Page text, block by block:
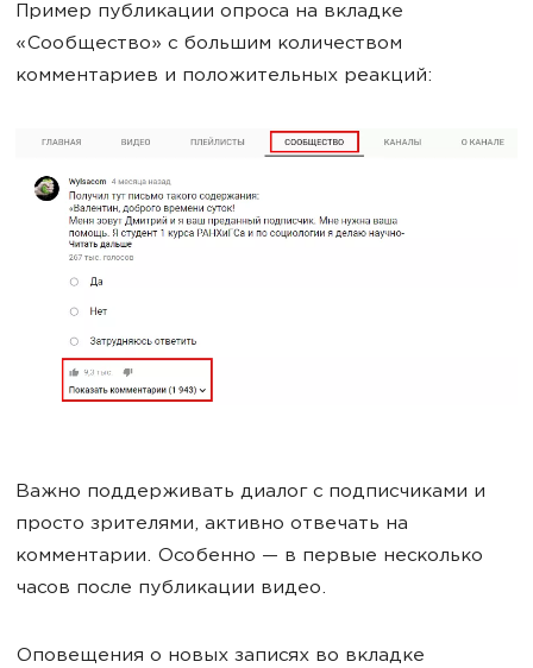
Пример публикации опроса на вкладке
«Сообщество» с большим количеством
комментариев и положительных реакций:
Важно поддерживать диалог с подписчиками и
просто зрителями, активно отвечать на
комментарии. Особенно — в первые несколько
часов после публикации видео.
Оповещения о новых записях во вкладке